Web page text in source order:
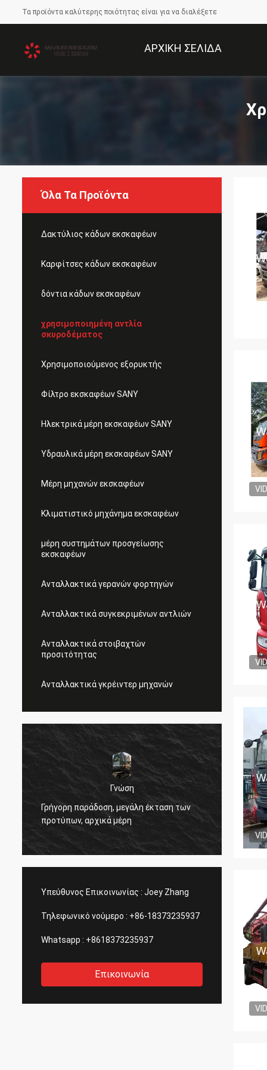
Τα προϊόντα καλύτερης ποιότητας είναι για να διαλέξετε
ΑΡΧΙΚΉ ΣΕΛΊΔΑ
Όλα Τα Προϊόντα
Δακτύλιος κάδων εκσκαφέων
Καρφίτσες κάδων εκσκαφέων
δόντια κάδων εκσκαφέων
χρησιμοποιημένη αντλία
σκυροδέματος
Χρησιμοποιούμενος εξορυκτής
Φίλτρο εκσκαφέων SANY
Ηλεκτρικά μέρη εκσκαφέων SANY
Υδραυλικά μέρη εκσκαφέων SANY
Μέρη μηχανών εκσκαφέων
Κλιματιστικό μηχάνημα εκσκαφέων
μέρη συστημάτων προσγείωσης
εκσκαφέων
Ανταλλακτικά γερανών φορτηγών
Ανταλλακτικά συγκεκριμένων αντλιών
Ανταλλακτικά στοιβαχτών
προσιτότητας
Ανταλλακτικά γκρέιντερ μηχανών
Γνώση
Γρήγορη παράδοση, μεγάλη έκταση των
προτύπων, αρχικά μέρη
Πολύ
η
πάντα.
Υπεύθυνος Επικοινωνίας : Joey Zhang
Τηλεφωνικό νούμερο : +86-18373235937
Whatsapp : +8618373235937
Επικοινωνία